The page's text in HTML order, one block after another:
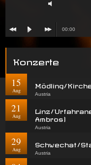
00:00
Konzerte
15
Aug
Mödling/
Austria
21
Aug
Linz/
Ambros)
Austria
29
Aug
Schwechat/
Austria